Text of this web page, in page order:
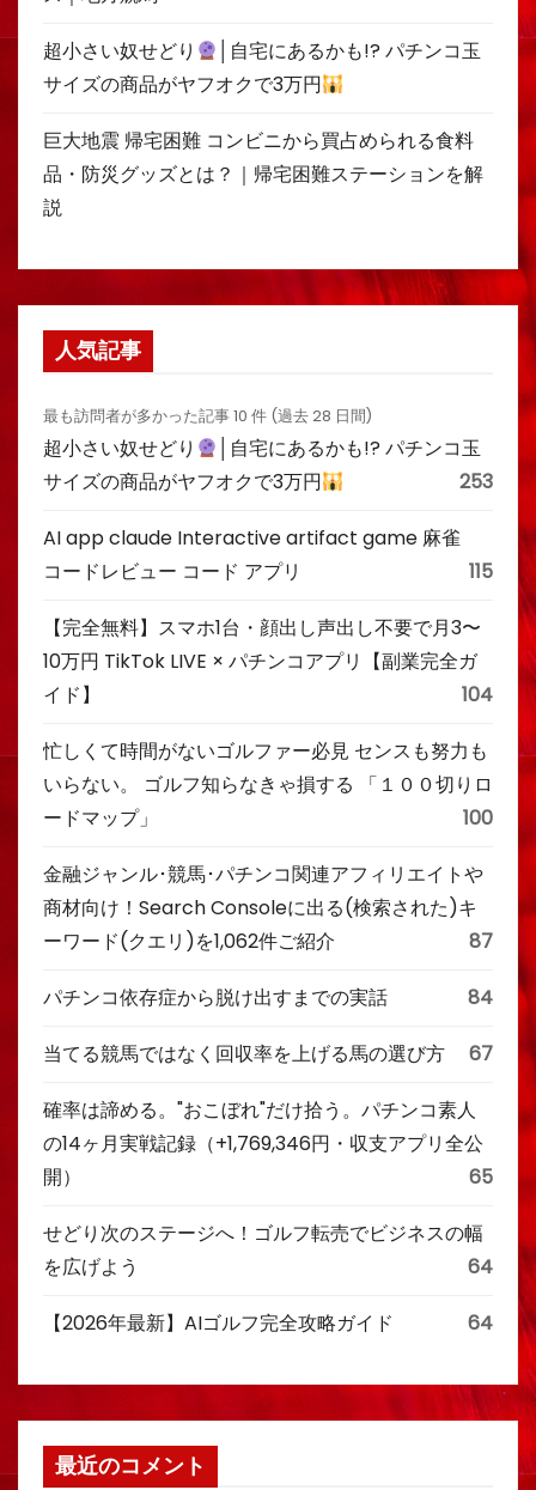
超小さい奴せどり
│自宅にあるかも!? パチンコ玉
サイズの商品がヤフオクで3万円
巨大地震 帰宅困難 コンビニから買占められる食料
品・防災グッズとは？｜帰宅困難ステーションを解
説
人気記事
最も訪問者が多かった記事 10 件 (過去 28 日間)
超小さい奴せどり
│自宅にあるかも!? パチンコ玉
サイズの商品がヤフオクで3万円
253
AI app claude Interactive artifact game 麻雀
コードレビュー コード アプリ
115
【完全無料】スマホ1台・顔出し声出し不要で月3〜
10万円 TikTok LIVE × パチンコアプリ【副業完全ガ
イド】
104
忙しくて時間がないゴルファー必見 センスも努力も
いらない。 ゴルフ知らなきゃ損する 「１００切りロ
ードマップ」
100
金融ジャンル･競馬･パチンコ関連アフィリエイトや
商材向け！Search Consoleに出る(検索された)キ
ーワード(クエリ)を1,062件ご紹介
87
パチンコ依存症から脱け出すまでの実話 84
当てる競馬ではなく回収率を上げる馬の選び方 67
確率は諦める。"おこぼれ"だけ拾う。パチンコ素人
の14ヶ月実戦記録（+1,769,346円・収支アプリ全公
開）
65
せどり次のステージへ！ゴルフ転売でビジネスの幅
を広げよう
64
【2026年最新】AIゴルフ完全攻略ガイド 64
最近のコメント